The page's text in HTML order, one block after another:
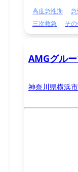
高度急性期
三次救急
そ
AMGグル
神奈川県横浜